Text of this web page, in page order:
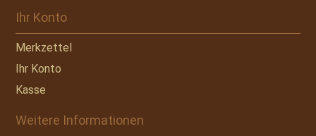
Ihr Konto
Merkzettel
Ihr Konto
Kasse
Weitere Informationen